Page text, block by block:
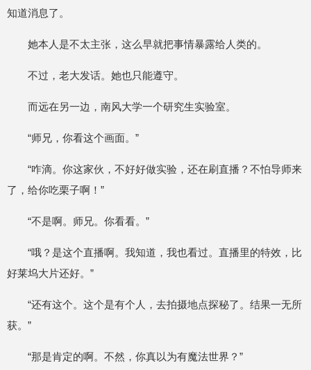
知道消息了。
她本人是不太主张，这么早就把事情暴露给人类的。
不过，老大发话。她也只能遵守。
而远在另一边，南风大学一个研究生实验室。
“师兄，你看这个画面。”
“咋滴。你这家伙，不好好做实验，还在刷直播？不怕导师来
了，给你吃栗子啊！”
“不是啊。师兄。你看看。”
“哦？是这个直播啊。我知道，我也看过。直播里的特效，比
好莱坞大片还好。”
“还有这个。这个是有个人，去拍摄地点探秘了。结果一无所
获。”
“那是肯定的啊。不然，你真以为有魔法世界？”